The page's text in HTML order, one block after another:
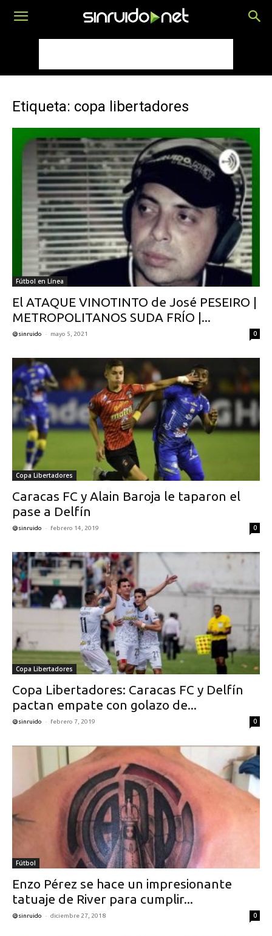
Etiqueta: copa libertadores
Fútbol en Línea
El ATAQUE VINOTINTO de José PESEIRO |
METROPOLITANOS SUDA FRÍO |...
@sinruido - mayo 5, 2021 0
Copa Libertadores
Caracas FC y Alain Baroja le taparon el
pase a Delfín
@sinruido - febrero 14, 2019 0
Copa Libertadores
Copa Libertadores: Caracas FC y Delfín
pactan empate con golazo de...
@sinruido - febrero 7, 2019 0
Fútbol
Enzo Pérez se hace un impresionante
tatuaje de River para cumplir...
@sinruido - diciembre 27, 2018 0